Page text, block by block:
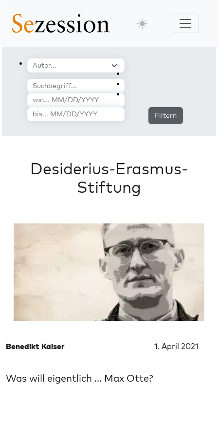
Filtern
Desiderius-Erasmus-
Stiftung
Benedikt Kaiser 1. April 2021
Was will eigentlich … Max Otte?